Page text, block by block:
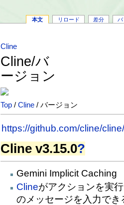
本文 リロード 差分 バ
Cline
Cline/バ
ージョン
Top /Cline / バージョン
https://github.com/cline/
Cline v3.15.0?
Gemini Implicit Caching
Clineがアクションを実
のメッセージを入力で